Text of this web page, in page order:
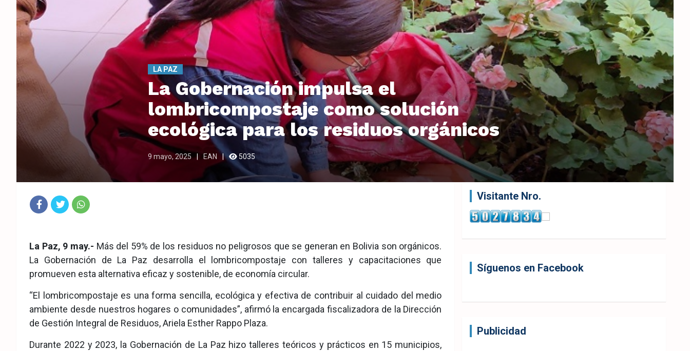
LA PAZ
La Gobernación impulsa el
lombricompostaje como solución
ecológica para los residuos orgánicos
9 mayo, 2025 EAN 5035
ook
pp
La Paz, 9 may.- Más del 59% de los residuos no peligrosos que se generan en Bolivia son orgánicos.
La Gobernación de La Paz desarrolla el lombricompostaje con talleres y capacitaciones que
promueven esta alternativa eficaz y sostenible, de economía circular.
“El lombricompostaje es una forma sencilla, ecológica y efectiva de contribuir al cuidado del medio
ambiente desde nuestros hogares o comunidades”, afirmó la encargada fiscalizadora de la Dirección
de Gestión Integral de Residuos, Ariela Esther Rappo Plaza.
Durante 2022 y 2023, la Gobernación de La Paz hizo talleres teóricos y prácticos en 15 municipios,
Visitante Nro.
Síguenos en Facebook
Publicidad